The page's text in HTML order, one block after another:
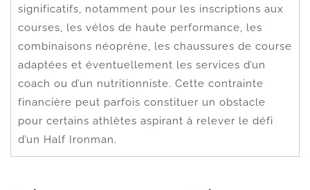
significatifs, notamment pour les inscriptions aux
courses, les vélos de haute performance, les
combinaisons néoprène, les chaussures de course
adaptées et éventuellement les services d’un
coach ou d’un nutritionniste. Cette contrainte
financière peut parfois constituer un obstacle
pour certains athlètes aspirant à relever le défi
d’un Half Ironman.